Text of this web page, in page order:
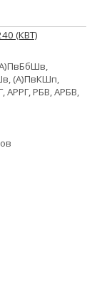
(КВТ)
(А)ПвКШп,
АРРГ, РБВ, АРБВ,